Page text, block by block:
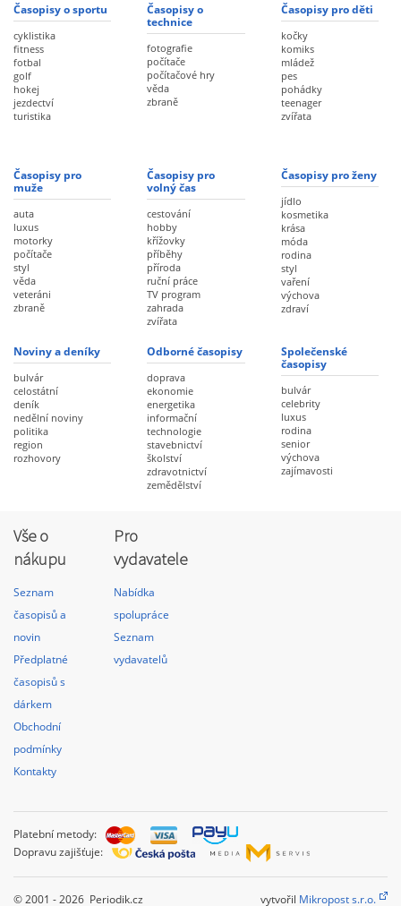
Časopisy o sportu
cyklistika
fitness
fotbal
golf
hokej
jezdectví
turistika
Časopisy o
technice
fotografie
počítače
počítačové hry
věda
zbraně
Časopisy pro děti
kočky
komiks
mládež
pes
pohádky
teenager
zvířata
Časopisy pro
muže
auta
luxus
motorky
počítače
styl
věda
veteráni
zbraně
Časopisy pro
volný čas
cestování
hobby
křížovky
příběhy
příroda
ruční práce
TV program
zahrada
zvířata
Časopisy pro ženy
jídlo
kosmetika
krása
móda
rodina
styl
vaření
výchova
zdraví
Noviny a deníky
bulvár
celostátní
deník
nedělní noviny
politika
region
rozhovory
Odborné časopisy
doprava
ekonomie
energetika
informační
technologie
stavebnictví
školství
zdravotnictví
zemědělství
Společenské
časopisy
bulvár
celebrity
luxus
rodina
senior
výchova
zajímavosti
Vše o
nákupu
Seznam
časopisů a
novin
Předplatné
časopisů s
dárkem
Obchodní
podmínky
Kontakty
Pro
vydavatele
Nabídka
spolupráce
Seznam
vydavatelů
Platební metody:
Dopravu zajišťuje:
© 2001 - 2026 Periodik.cz vytvořil Mikropost s.r.o.